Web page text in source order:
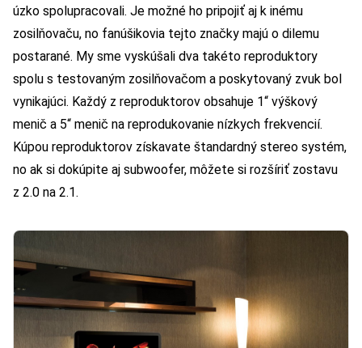
úzko spolupracovali. Je možné ho pripojiť aj k inému
zosilňovaču, no fanúšikovia tejto značky majú o dilemu
postarané. My sme vyskúšali dva takéto reproduktory
spolu s testovaným zosilňovačom a poskytovaný zvuk bol
vynikajúci. Každý z reproduktorov obsahuje 1“ výškový
menič a 5“ menič na reprodukovanie nízkych frekvencií.
Kúpou reproduktorov získavate štandardný stereo systém,
no ak si dokúpite aj subwoofer, môžete si rozšíriť zostavu
z 2.0 na 2.1.